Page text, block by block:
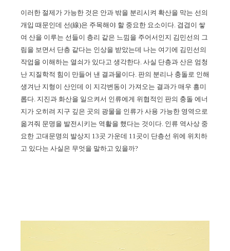
이러한 절제가 가능한 것은 안과 밖을 분리시켜 확산을 막는 선의
개입 때문인데 선(線)은 주목해야 할 중요한 요소이다 겹겹이 쌓
여 산을 이루는 선들이 층리 같은 느낌을 주어서인지 김민선의 그
림을 보면서 단층 같다는 인상을 받았는데 나는 여기에 김민선의
작업을 이해하는 열쇠가 있다고 생각한다 사실 단층과 산은 엄청
난 지질학적 힘이 만들어 낸 결과물이다 판의 분리나 충돌로 인해
생겨난 지형이 산인데 이 지각변동이 가져오는 결과가 매우 흥미
롭다 지진과 화산을 일으켜서 인류에게 위협적인 판의 충돌 에너
지가 오히려 지구 깊은 곳의 광물을 인류가 사용 가능한 영역으로
옮겨줘 문명을 발전시키는 역활을 했다는 것이다 인류 역사상 중
요한 고대문명의 발상지 13곳 가운데 11 곳이 단층선 위에 위치하
고 있다는 사실은 무엇을 말하고 있을까?